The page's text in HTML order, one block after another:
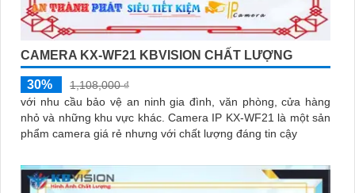
CAMERA KX-WF21 KBVISION CHẤT LƯỢNG
30%
1,108,000 ₫
với nhu cầu bảo vệ an ninh gia đình, văn phòng, cửa hàng
nhỏ và những khu vực khác. Camera IP KX-WF21 là một sản
phẩm camera giá rẻ nhưng với chất lượng đáng tin cậy